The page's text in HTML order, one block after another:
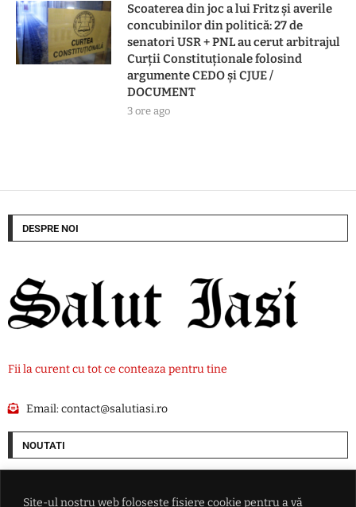
Site-ul nostru web folosește fișiere cookie pentru a vă
Scoaterea din joc a lui Fritz și averile
concubinilor din politică: 27 de
senatori USR + PNL au cerut arbitrajul
Curții Constituționale folosind
argumente CEDO și CJUE /
DOCUMENT
3 ore ago
DESPRE NOI
Fii la curent cu tot ce conteaza pentru tine
Email:contact@salutiasi.ro
NOUTATI
față de blocul de centru-dreapta al lui Friedrich Merz